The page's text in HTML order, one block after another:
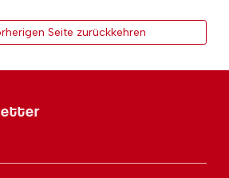
Seite zurückkehren